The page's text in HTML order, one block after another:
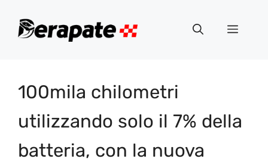
Menu
100mila chilometri
utilizzando solo il 7% della
batteria, con la nuova